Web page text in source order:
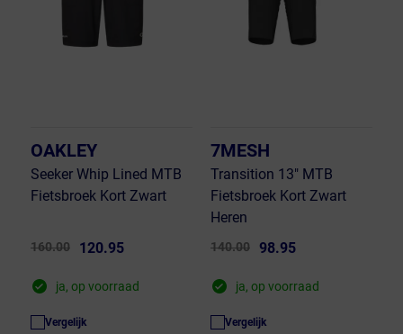
OAKLEY
Seeker Whip Lined MTB
Fietsbroek Kort Zwart
160.00 120.95
ja, op voorraad
Vergelijk
7MESH
Transition 13" MTB
Fietsbroek Kort Zwart
Heren
140.00 98.95
ja, op voorraad
Vergelijk